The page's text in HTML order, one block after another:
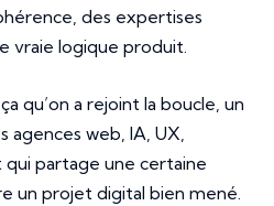
des expertises
vraie logique produit.
qu’on a rejoint la boucle, un
agences web, IA, UX,
partage une certaine
un projet digital bien mené.